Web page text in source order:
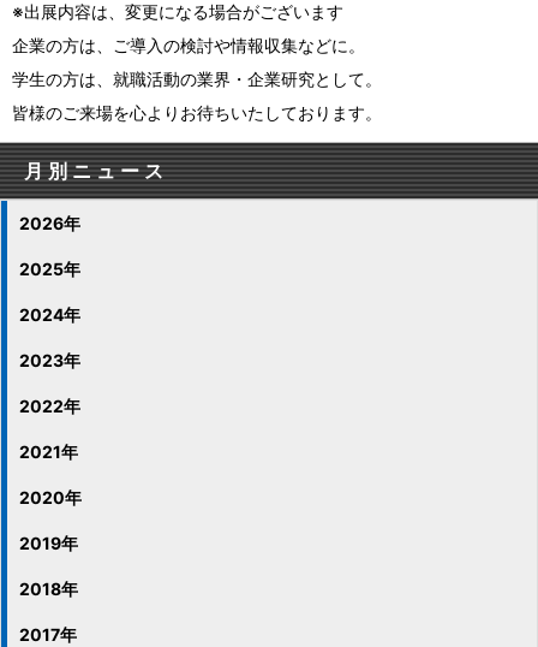
※出展内容は、変更になる場合がございます
企業の方は、ご導入の検討や情報収集などに。
学生の方は、就職活動の業界・企業研究として。
皆様のご来場を心よりお待ちいたしております。
月別ニュース
2026年
2025年
2024年
2023年
2022年
2021年
2020年
2019年
2018年
2017年